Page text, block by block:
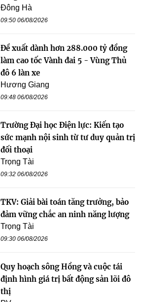
Đông Hà
09:50 06/08/2026
Đề xuất dành hơn 288.000 tỷ đồng
làm cao tốc Vành đai 5 - Vùng Thủ
đô 6 làn xe
Hương Giang
09:48 06/08/2026
Trường Đại học Điện lực: Kiến tạo
sức mạnh nội sinh từ tư duy quản trị
đối thoại
Trọng Tài
09:32 06/08/2026
TKV: Giải bài toán tăng trưởng, bảo
đảm vững chắc an ninh năng lượng
Trọng Tài
09:30 06/08/2026
Quy hoạch sông Hồng và cuộc tái
định hình giá trị bất động sản lõi đô
thị